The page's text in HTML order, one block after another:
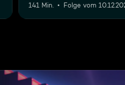
141 Min. Folge vom